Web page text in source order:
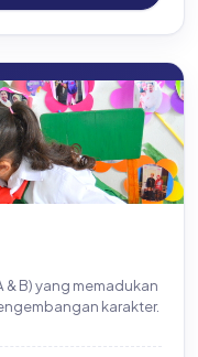
TK
B) yang memadukan
karakter.